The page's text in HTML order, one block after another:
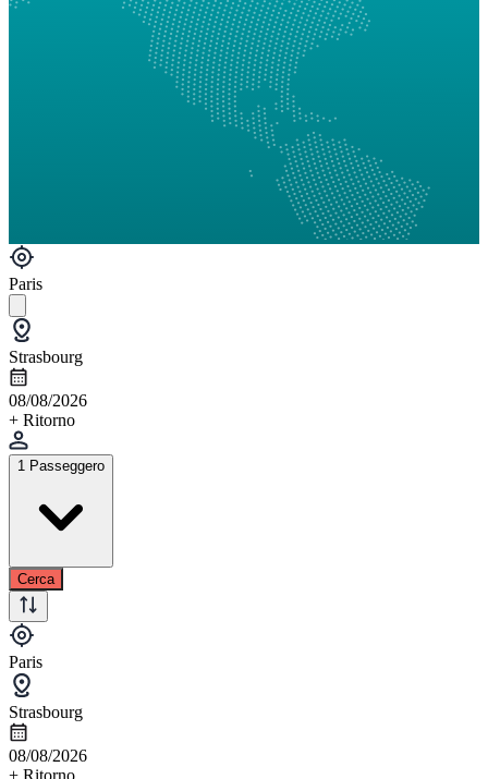
Paris
Strasbourg
08/08/2026
+ Ritorno
1 Passeggero
Cerca
Paris
Strasbourg
08/08/2026
+ Ritorno